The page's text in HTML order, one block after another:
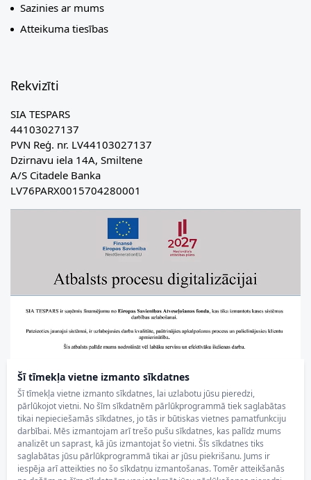
Šī tīmekļa vietne izmanto sīkdatnes
Šī tīmekļa vietne izmanto sīkdatnes, lai uzlabotu jūsu pieredzi,
pārlūkojot vietni. No šīm sīkdatnēm pārlūkprogrammā tiek saglabātas
tikai nepieciešamās sīkdatnes, jo tās ir būtiskas vietnes pamatfunkciju
darbībai. Mēs izmantojam arī trešo pušu sīkdatnes, kas palīdz mums
analizēt un saprast, kā jūs izmantojat šo vietni. Šīs sīkdatnes tiks
saglabātas jūsu pārlūkprogrammā tikai ar jūsu piekrišanu. Jums ir
iespēja arī atteikties no šo sīkdatņu izmantošanas. Tomēr atteikšanās
Sazinies ar mums
Atteikuma tiesības
Rekvizīti
SIA TESPARS
44103027137
PVN Reģ. nr. LV44103027137
Dzirnavu iela 14A, Smiltene
A/S Citadele Banka
LV76PARX0015704280001